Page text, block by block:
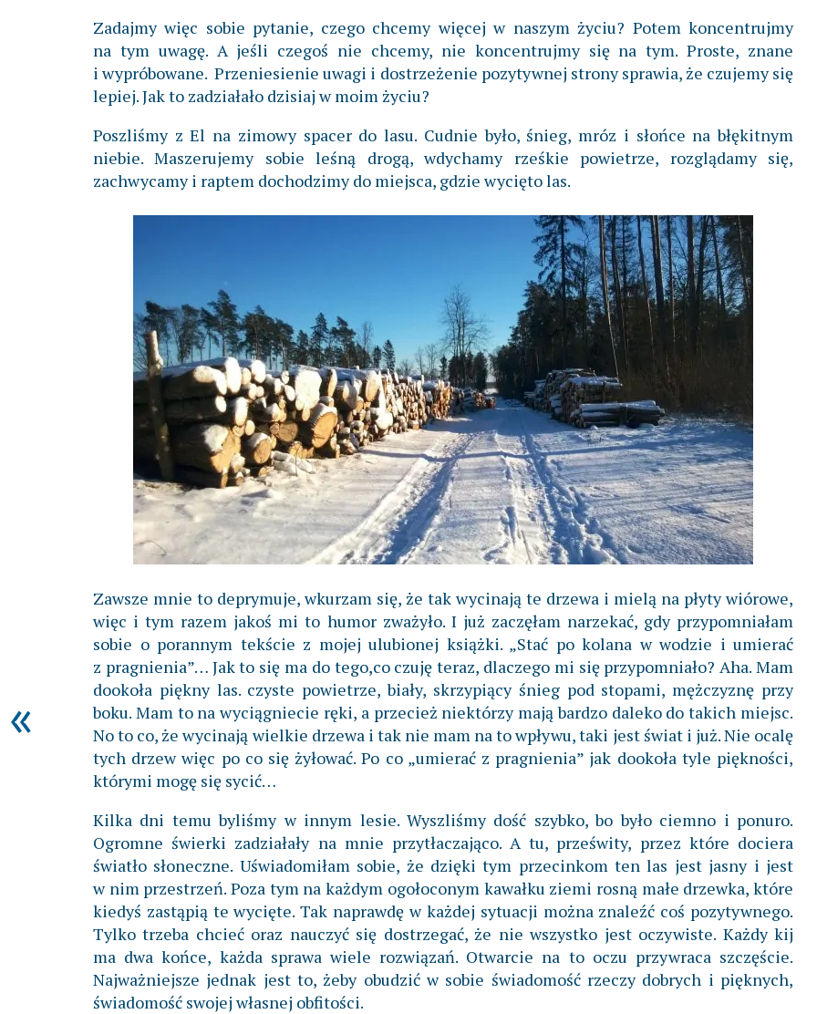
Zadajmy więc sobie pytanie, czego chcemy więcej w naszym życiu? Potem koncentrujmy
na tym uwagę. A jeśli czegoś nie chcemy, nie koncentrujmy się na tym. Proste, znane
i wypróbowane. Przeniesienie uwagi i dostrzeżenie pozytywnej strony sprawia, że czujemy się
lepiej. Jak to zadziałało dzisiaj w moim życiu?
Poszliśmy z El na zimowy spacer do lasu. Cudnie było, śnieg, mróz i słońce na błękitnym
niebie. Maszerujemy sobie leśną drogą, wdychamy rześkie powietrze, rozglądamy się,
zachwycamy i raptem dochodzimy do miejsca, gdzie wycięto las.
Zawsze mnie to deprymuje, wkurzam się, że tak wycinają te drzewa i mielą na płyty wiórowe,
więc i tym razem jakoś mi to humor zważyło. I już zaczęłam narzekać, gdy przypomniałam
sobie o porannym tekście z mojej ulubionej książki. „Stać po kolana w wodzie i umierać
z pragnienia”… Jak to się ma do tego,co czuję teraz, dlaczego mi się przypomniało? Aha. Mam
dookoła piękny las. czyste powietrze, biały, skrzypiący śnieg pod stopami, mężczyznę przy
boku. Mam to na wyciągniecie ręki, a przecież niektórzy mają bardzo daleko do takich miejsc.
No to co, że wycinają wielkie drzewa i tak nie mam na to wpływu, taki jest świat i już. Nie ocalę
tych drzew więc po co się żyłować. Po co „umierać z pragnienia” jak dookoła tyle piękności,
którymi mogę się sycić…
Kilka dni temu byliśmy w innym lesie. Wyszliśmy dość szybko, bo było ciemno i ponuro.
Ogromne świerki zadziałały na mnie przytłaczająco. A tu, prześwity, przez które dociera
światło słoneczne. Uświadomiłam sobie, że dzięki tym przecinkom ten las jest jasny i jest
w nim przestrzeń. Poza tym na każdym ogołoconym kawałku ziemi rosną małe drzewka, które
kiedyś zastąpią te wycięte. Tak naprawdę w każdej sytuacji można znaleźć coś pozytywnego.
Tylko trzeba chcieć oraz nauczyć się dostrzegać, że nie wszystko jest oczywiste. Każdy kij
ma dwa końce, każda sprawa wiele rozwiązań. Otwarcie na to oczu przywraca szczęście.
Najważniejsze jednak jest to, żeby obudzić w sobie świadomość rzeczy dobrych i pięknych,
świadomość swojej własnej obfitości.
«